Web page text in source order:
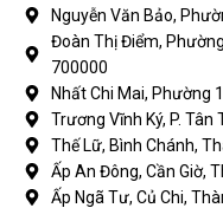
Nguyễn Văn Bảo,
Đoàn Thị Điểm,
700000
Nhất Chi Mai, Phường
Trương Vĩnh Ký, P. Tân
Thế Lữ, Bình Chánh,
Ấp An Đông, Cần Giờ,
Ấp Ngã Tư, Củ Chi,